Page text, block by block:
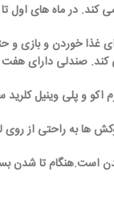
در ماه های اول
خوردن و بازی و
صندلی دارای
اکو و پلی وینیل
ها به راحتی از روی
است.هنگام تا شدن